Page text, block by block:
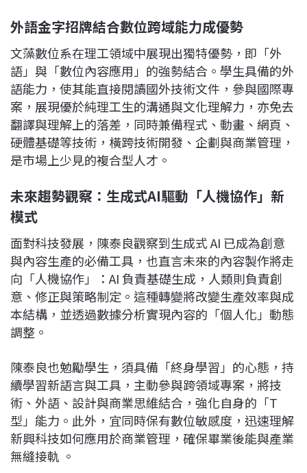
外語金字招牌結合數位跨域能力成優勢
文藻數位系在理工領域中展現出獨特優勢，即「外
語」與「數位內容應用」的強勢結合。學生具備的外
語能力，使其能直接閱讀國外技術文件，參與國際專
案，展現優於純理工生的溝通與文化理解力，亦免去
翻譯與理解上的落差，同時兼備程式、動畫、網頁、
硬體基礎等技術，橫跨技術開發、企劃與商業管理，
是市場上少見的複合型人才。
未來趨勢觀察：生成式AI驅動「人機協作」新
模式
面對科技發展， 陳泰良觀察到生成式 AI 已成為創意
與內容生產的必備工具，也直言未來的內容製作將走
向「人機協作」：AI 負責基礎生成，人類則負責創
意、修正與策略制定。這種轉變將改變生產效率與成
本結構，並透過數據分析實現內容的「個人化」動態
調整。
陳泰良也勉勵學生，須具備「終身學習」的心態，持
續學習新語言與工具，主動參與跨領域專案，將技
術、外語、設計與商業思維結合，強化自身的「T
型」能力。此外，宜同時保有數位敏感度，迅速理解
新興科技如何應用於商業管理，確保畢業後能與產業
無縫接軌 。